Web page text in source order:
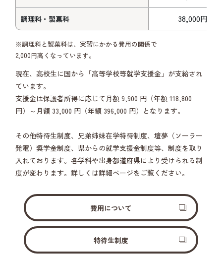
調理科・製菓科 38,000円
※調理科と製菓科は、実習にかかる費用の関係で
2,000円高くなっています。
現在、高校生に国から「高等学校等就学支援金」が支給され
ています。
支援金は保護者所得に応じて月額 9,900 円（年額 118,800
円）～月額 33,000 円（年額 396,000 円）となります。
その他特待生制度、兄弟姉妹在学特待制度、壇夢（ソーラー
発電）奨学金制度、県からの就学支援金制度等、制度を取り
入れております。各学科や出身都道府県により受けられる制
度が変わります。詳しくは詳細ページをご覧ください。
費用について
特待生制度